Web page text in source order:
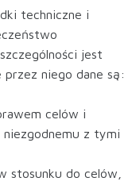
techniczne i
jest
niego dane są:
celów i
niezgodnemu z tymi
stosunku do celów,